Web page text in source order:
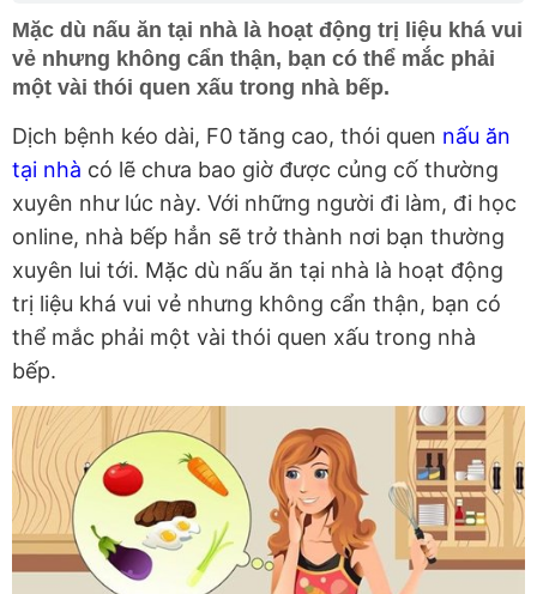
Mặc dù nấu ăn tại nhà là hoạt động trị liệu khá vui
vẻ nhưng không cẩn thận, bạn có thể mắc phải
một vài thói quen xấu trong nhà bếp.
Dịch bệnh kéo dài, F0 tăng cao, thói quen nấu ăn
tại nhà có lẽ chưa bao giờ được củng cố thường
xuyên như lúc này. Với những người đi làm, đi học
online, nhà bếp hẳn sẽ trở thành nơi bạn thường
xuyên lui tới. Mặc dù nấu ăn tại nhà là hoạt động
trị liệu khá vui vẻ nhưng không cẩn thận, bạn có
thể mắc phải một vài thói quen xấu trong nhà
bếp.